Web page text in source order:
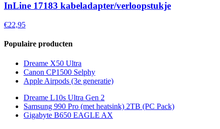
InLine 17183 kabeladapter/verloopstukje
€22,95
Populaire producten
Dreame X50 Ultra
Canon CP1500 Selphy
Apple Airpods (3e generatie)
Dreame L10s Ultra Gen 2
Samsung 990 Pro (met heatsink) 2TB (PC Pack)
Gigabyte B650 EAGLE AX